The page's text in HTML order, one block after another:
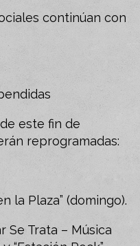
continúan con
este fin de
reprogramadas:
la Plaza” (domingo).
Se Trata – Música